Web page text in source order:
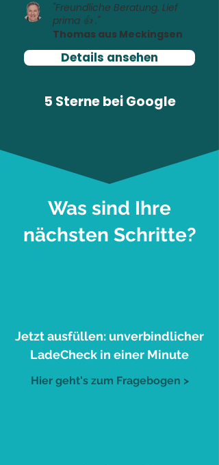
"Freundliche Beratung. Lief
prima 👍 ."
Thomas aus Meckingsen
Details ansehen
5 Sterne beiGoogle
Was sind Ihre
nächsten Schritte?
Jetzt ausfüllen: unverbindlicher
LadeCheck in einer Minute
Hier geht's zum Fragebogen >